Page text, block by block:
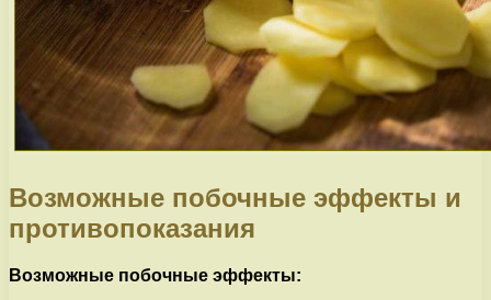
Возможные побочные эффекты и
противопоказания
Возможные побочные эффекты: